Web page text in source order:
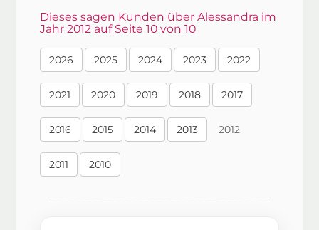
Dieses sagen Kunden über Alessandra im
Jahr 2012 auf Seite 10 von 10
2026 2025 2024 2023 2022
2021 2020 2019 2018 2017
2016 2015 2014 2013 2012
2011 2010